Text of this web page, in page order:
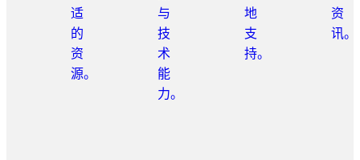
适
的
资
源。
与
技
术
能
力。
地
支
持。
资
讯。